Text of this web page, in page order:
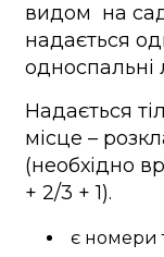
видом на
надається
односпальні
Надається
місце –
(необхідно
+ 2/3 + 1).
є номери